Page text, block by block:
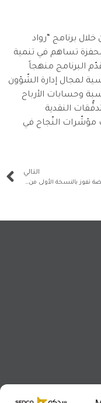
برنامج “رواد
تساهم في تنمية
البرنامج منهجاً
لمجال إدارة الشّؤون
وحسابات الأرباح
النقدية
مؤشّرات النّجاح في
التالي
سدكو القابضة تفوز بالنسخة الأولى من جائزة المسؤولية الاجتماعية للشركات